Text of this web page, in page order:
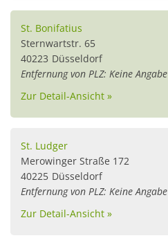
St. Bonifatius
Sternwartstr. 65
40223 Düsseldorf
Entfernung von PLZ: Keine Angabe
Zur Detail-Ansicht »
St. Ludger
Merowinger Straße 172
40225 Düsseldorf
Entfernung von PLZ: Keine Angabe
Zur Detail-Ansicht »